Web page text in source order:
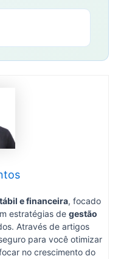
e financeira, focado
estratégias de gestão
Através de artigos
para você otimizar
no crescimento do